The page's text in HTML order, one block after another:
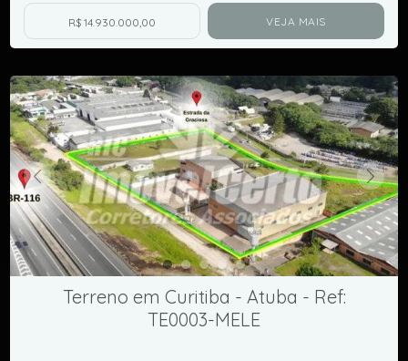
R$ 14.930.000,00 VEJA MAIS
Terreno em Curitiba - Atuba - Ref:
TE0003-MELE